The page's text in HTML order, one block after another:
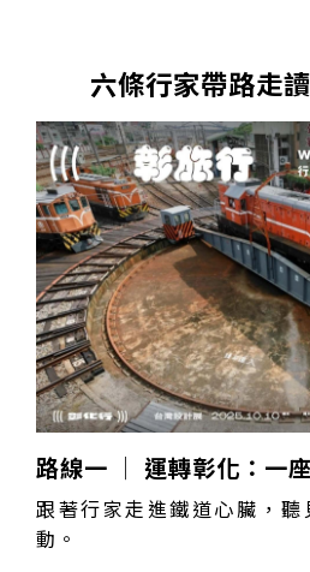
六條行家帶路走
路線一 │ 運轉彰化：一
跟著行家走進鐵道心臟，
動。